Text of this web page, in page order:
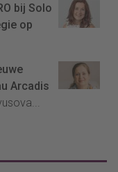
bij Solo
op
Arcadis